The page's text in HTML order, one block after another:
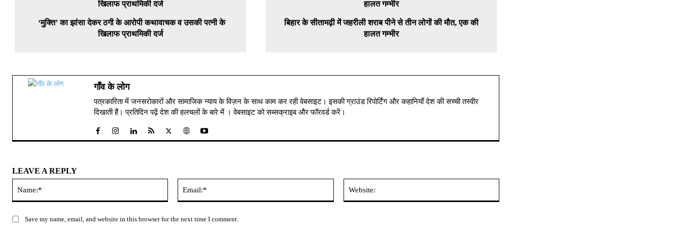
‘मुक्ति’ का झांसा देकर ठगी के आरोपी कथावाचक व उसकी पत्नी के
खिलाफ प्राथमिकी दर्ज
बिहार के सीतामढ़ी में जहरीली शराब पीने से तीन लोगों की मौत, एक की
हालत गम्भीर
गाँव के लोग
पत्रकारिता में जनसरोकारों और सामाजिक न्याय के विज़न के साथ काम कर रही वेबसाइट। इसकी ग्राउंड रिपोर्टिंग और कहानियाँ देश की सच्ची तस्वीर
दिखाती हैं। प्रतिदिन पढ़ें देश की हलचलों के बारे में । वेबसाइट को सब्सक्राइब और फॉरवर्ड करें।
LEAVE A REPLY
Save my name, email, and website in this browser for the next time I comment.